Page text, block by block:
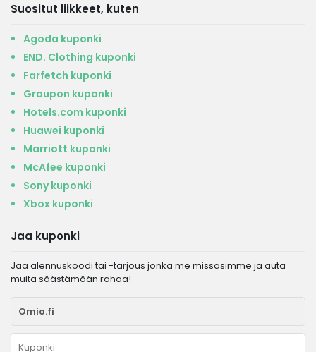
Suositut liikkeet, kuten
Agoda kuponki
END. Clothing kuponki
Farfetch kuponki
Groupon kuponki
Hotels.com kuponki
Huawei kuponki
Marriott kuponki
McAfee kuponki
Sony kuponki
Xbox kuponki
Jaa kuponki
Jaa alennuskoodi tai -tarjous jonka me missasimme ja auta
muita säästämään rahaa!